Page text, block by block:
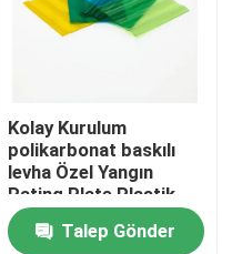
Kolay Kurulum
polikarbonat baskılı
levha Özel Yangın
Rating Plate Plastik
Talep Gönder